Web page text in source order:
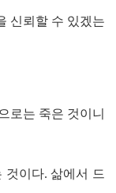
신뢰할 수 있겠는
로는 죽은 것이니
것이다.삶에서 드